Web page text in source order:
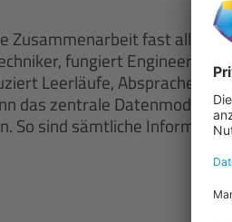
Zusammenarbeit fast aller
fungiert Engineering
Leerläufe, Absprachen
das zentrale Datenmodell
So sind sämtliche